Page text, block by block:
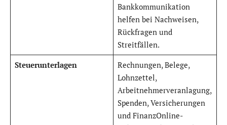
Bankkommunikation
helfen bei Nachweisen,
Rückfragen und
Streitfällen.
Steuerunterlagen
Rechnungen, Belege,
Lohnzettel,
Arbeitnehmerveranlagung,
Spenden, Versicherungen
und FinanzOnline-